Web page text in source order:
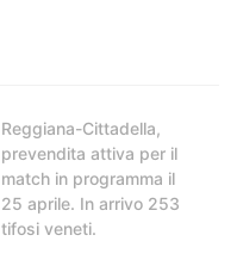
Reggiana-Cittadella,
prevendita attiva per il
match in programma il
25 aprile. In arrivo 253
tifosi veneti.